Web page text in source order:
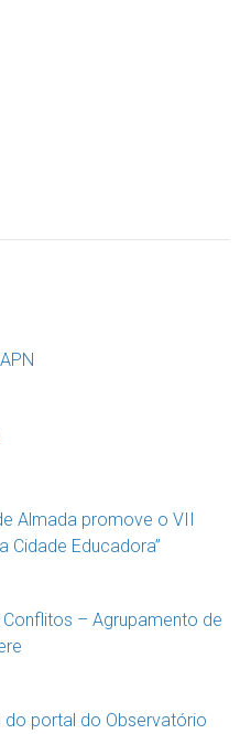
Almada promove o VII
Cidade Educadora”
– Agrupamento de
portal do Observatório